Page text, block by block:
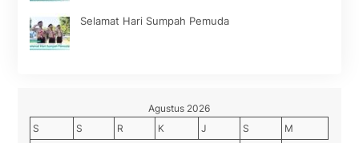
Selamat Hari Sumpah Pemuda
Agustus 2026
S
S R K J S
M